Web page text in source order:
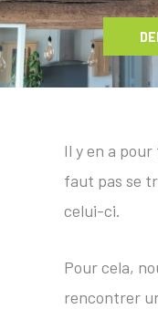
Il y en a
faut pas se
celui-ci.
Pour cela,
rencontrer